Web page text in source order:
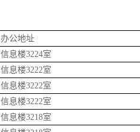
办公地址
信息楼3224室
信息楼3222室
信息楼3222室
信息楼3222室
信息楼3218室